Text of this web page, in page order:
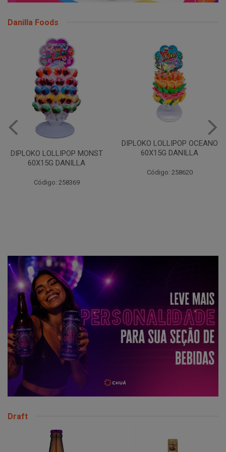
Danilla Foods
DIPLOKO LOLLIPOP MONST
60X15G DANILLA
Código: 258369
DIPLOKO LOLLIPOP OCEANO
60X15G DANILLA
Código: 258620
Draft